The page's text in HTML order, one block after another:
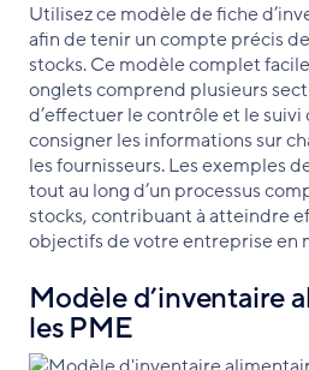
Utilisez ce modèle de fiche
afin de tenir un compte précis
stocks. Ce modèle complet
onglets comprend plusieurs
d’effectuer le contrôle et le suivi
consigner les informations sur
les fournisseurs. Les exemples
tout au long d’un processus
stocks, contribuant à atteindre
objectifs de votre entreprise en
Modèle d’inventaire
les PME